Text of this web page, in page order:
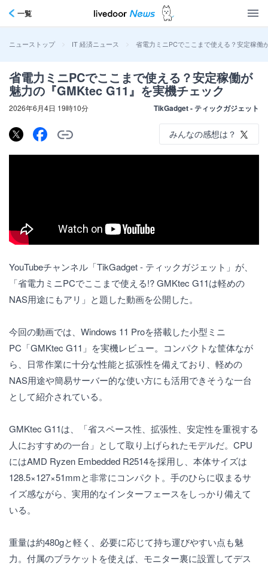
一覧
ニューストップ > IT 経済ニュース > 省電力ミニPCでここまで使える？安定稼働
省電力ミニPCでここまで使える？安定稼働が
魅力の『GMKtec G11』を実機チェック
2026年6月4日 19時10分 TikGadget - ティックガジェット
みんなの感想は？
YouTubeチャンネル「TikGadget - ティックガジェット」が、
「省電力ミニPCでここまで使える!? GMKtec G11は軽めの
NAS用途にもアリ」と題した動画を公開した。
今回の動画では、Windows 11 Proを搭載した小型ミニ
PC「GMKtec G11」を実機レビュー。コンパクトな筐体なが
ら、日常作業に十分な性能と拡張性を備えており、軽めの
NAS用途や簡易サーバー的な使い方にも活用できそうな一台
として紹介されている。
GMKtec G11は、「省スペース性、拡張性、安定性を重視する
人におすすめの一台」として取り上げられたモデルだ。CPU
にはAMD Ryzen Embedded R2514を採用し、本体サイズは
128.5×127×51mmと非常にコンパクト。手のひらに収まるサ
イズ感ながら、実用的なインターフェースをしっかり備えて
いる。
重量は約480gと軽く、必要に応じて持ち運びやすい点も魅
力。付属のブラケットを使えば、モニター裏に設置してデス